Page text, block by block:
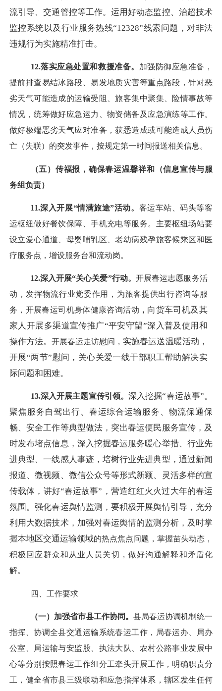
流引导、交通管控等工作。运用好动态监控、治超技术
监控系统以及行业服务热线“12328”线索问题，对非法
违规行为实施精准打击。
12.落实应急处置和救援准备。 加强防御应急准备，
提前排查易结冰路段、易发地质灾害等重点路段，针对恶
劣天气可能造成的运输受阻、旅客集中聚集、险情事故等
情况，统筹做好应急运力、物资储备及应急演练等工作。
做好极端恶劣天气应对准备，获悉造成或可能造成人员伤
亡（失联）的突发事件，按规定第一时间报送相关信息。
（五）传福报，确保春运温馨祥和（信息宣传与服
务组负责）
11.深入开展“情满旅途”活动。 客运车站、码头等客
运枢纽做好餐饮保障、手机充电等服务。主要枢纽场站要
设立爱心通道、母婴哺乳区、老幼病残孕旅客候乘区和医
疗服务点，增设服务台和流动岗。
12.深入开展“关心关爱”行动。 开展春运志愿服务活
动，发挥物流行业党委作用，为旅客提供出行咨询等服
务，开展春运司机身体健康咨询活动 ， 向货车司机及其
家人开展多渠道宣传推广“平安守望”深入普及使用和
操作方法。开展春运走访慰问， 实施春运送温暖活动，
开展“两节”慰问，关心关爱一线干部职工帮助解决实
际问题和困难。
13.深入开展主题宣传引领。深入挖掘“春运故事”。
聚焦服务自驾出行、春运综合运输服务、物流保通保
畅、安全工作等典型做法，突出春运便民服务宣传，及
时发布堵点信息，深入挖掘春运服务暖心举措、行业先
进典型、一线感人事迹，培树行业先进典型，通过新闻
报道、微视频、微信公众号等形式新颖、灵活多样的宣
传载体，讲好“春运故事”，营造红红火火过大年的春运
氛围。强化春运舆情监测，要积极开展舆情引导，充分
利用大数据技术，加强对春运舆情的监测分析，及时掌
握本地区交通运输领域的热点焦点问题，掌握苗头动态，
积极回应群众和从业人员关切，做好沟通解释和矛盾化
解。
四、工作要求
（一）加强省市县工作协同。 县局春运协调机制统一
指挥、协调全县交通运输系统春运工作，局春运办、局办
公室、局运输与安监股、执法大队、农村公路事业发展中
心等分别按照春运工作组分工牵头开展工作，明确职责分
工，健全省市县三级联动和应急指挥体系，辖区发生任何